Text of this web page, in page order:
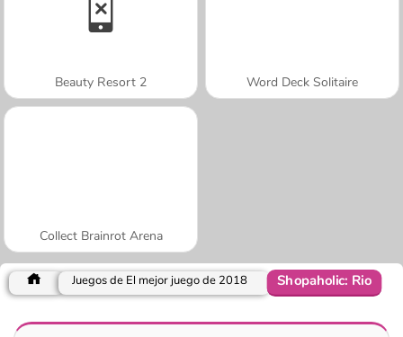
Beauty Resort 2 Word Deck Solitaire
Collect Brainrot Arena
Juegos de El mejor juego de 2018 Shopaholic: Rio